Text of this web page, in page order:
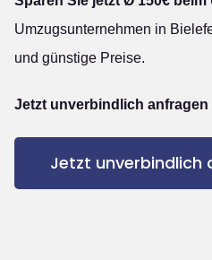
Umzugsunternehmen in
und günstige Preise.
Jetzt unverbindlich
Jetzt unverbindlich